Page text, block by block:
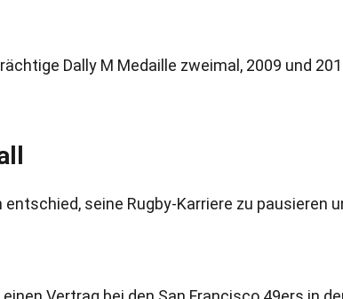
Dally M Medaille zweimal, 2009 und
seine Rugby-Karriere zu pausieren